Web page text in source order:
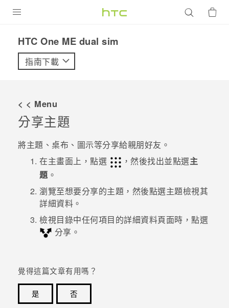
VIVE
優惠專區
焦點訊息
校園專案
企業採購
銷售通路
支援服務
VIVELAND
HTC One ME dual sim‎
指南下載
< < Menu
分享主題
將主題、桌布、圖示等分享給親朋好友。
在主畫面上，點選 ，然後找出並點選主
題。
瀏覽至想要分享的主題，然後點選主題檢視其
詳細資料。
檢視目錄中任何項目的詳細資料頁面時，點選
分享。
覺得這篇文章有用嗎？
是
否